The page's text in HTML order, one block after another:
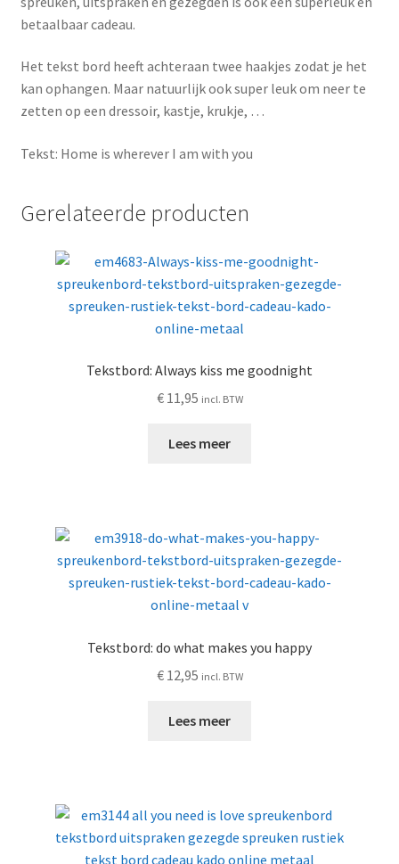
betaalbaar cadeau.
Het tekst bord heeft achteraan twee haakjes zodat je het
kan ophangen. Maar natuurlijk ook super leuk om neer te
zetten op een dressoir, kastje, krukje, …
Tekst: Home is wherever I am with you
Gerelateerde producten
Tekstbord: Always kiss me goodnight
€11,95 incl. BTW
Lees meer
Tekstbord: do what makes you happy
€12,95 incl. BTW
Lees meer